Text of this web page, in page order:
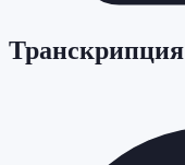
Транскрипция